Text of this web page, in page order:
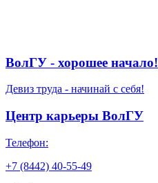
ВолГУ - хорошее начало!
Девиз труда - начинай с себя!
Центр карьеры ВолГУ
Телефон:
+7 (8442) 40-55-49